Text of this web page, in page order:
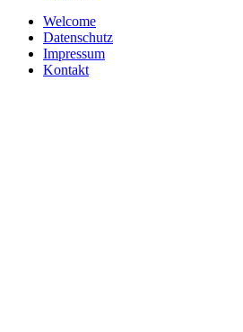
Welcome
Datenschutz
Impressum
Kontakt